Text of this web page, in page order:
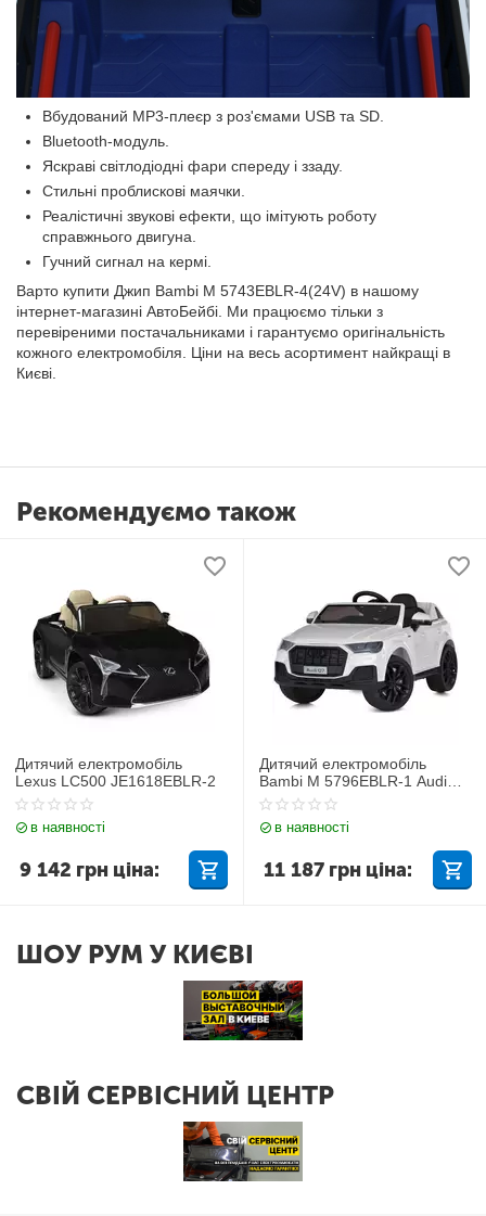
Вбудований MP3-плеєр з роз'ємами USB та SD.
Bluetooth-модуль.
Яскраві світлодіодні фари спереду і ззаду.
Стильні проблискові маячки.
Реалістичні звукові ефекти, що імітують роботу
справжнього двигуна.
Гучний сигнал на кермі.
Варто купити Джип Bambi M 5743EBLR-4(24V) в нашому
інтернет-магазині АвтоБейбі. Ми працюємо тільки з
перевіреними постачальниками і гарантуємо оригінальність
кожного електромобіля. Ціни на весь асортимент найкращі в
Києві.
Рекомендуємо також
Дитячий електромобіль
Lexus LC500 JE1618EBLR-2
в наявності
9 142 грн ціна:
Дитячий електромобіль
Bambi M 5796EBLR-1 Audi
Q7
в наявності
11 187 грн ціна:
ШОУ РУМ У КИЄВІ
СВІЙ СЕРВІСНИЙ ЦЕНТР